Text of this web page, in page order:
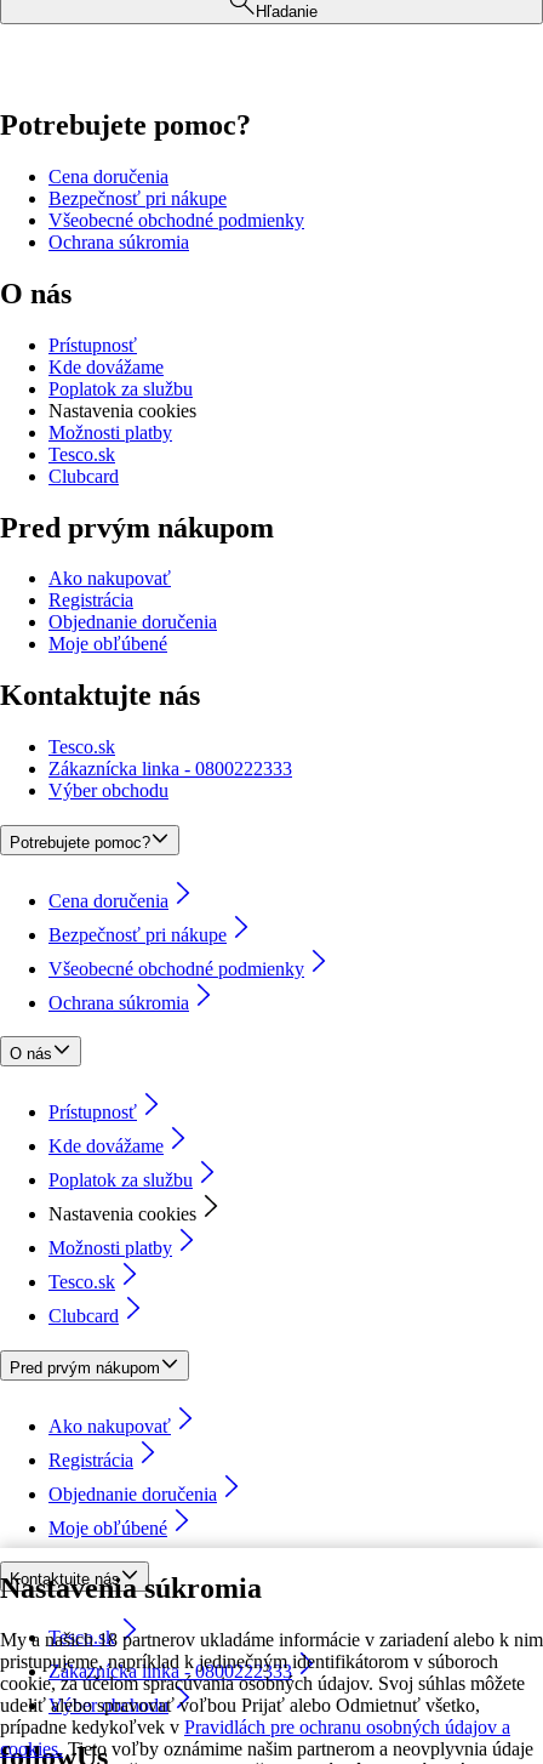
Nastavenia súkromia
My a našich 18 partnerov ukladáme informácie v zariadení alebo k nim
pristupujeme, napríklad k jedinečným identifikátorom v súboroch
cookie, za účelom spracúvania osobných údajov. Svoj súhlas môžete
udeliť alebo spravovať voľbou Prijať alebo Odmietnuť všetko,
prípadne kedykoľvek v Pravidlách pre ochranu osobných údajov a
cookies. Tieto voľby oznámime našim partnerom a neovplyvnia údaje
Hľadanie
Potrebujete pomoc?
Cena doručenia
Bezpečnosť pri nákupe
Všeobecné obchodné podmienky
Ochrana súkromia
O nás
Prístupnosť
Kde dovážame
Poplatok za službu
Nastavenia cookies
Možnosti platby
Tesco.sk
Clubcard
Pred prvým nákupom
Ako nakupovať
Registrácia
Objednanie doručenia
Moje obľúbené
Kontaktujte nás
Tesco.sk
Zákaznícka linka - 0800222333
Výber obchodu
Potrebujete pomoc?
Cena doručenia
Bezpečnosť pri nákupe
Všeobecné obchodné podmienky
Ochrana súkromia
O nás
Prístupnosť
Kde dovážame
Poplatok za službu
Nastavenia cookies
Možnosti platby
Tesco.sk
Clubcard
Pred prvým nákupom
Ako nakupovať
Registrácia
Objednanie doručenia
Moje obľúbené
Kontaktujte nás
Tesco.sk
Zákaznícka linka - 0800222333
Výber obchodu
followUs